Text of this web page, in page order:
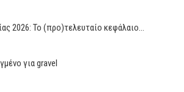
2026: Το (προ)τελευταίο κεφάλαιο…
για gravel